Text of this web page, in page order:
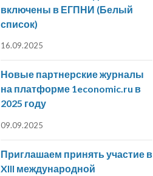
включены в ЕГПНИ (Белый
список)
16.09.2025
Новые партнерские журналы
на платформе 1economic.ru в
2025 году
09.09.2025
Приглашаем принять участие в
XIII международной